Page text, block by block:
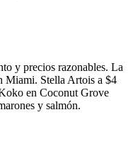
y precios razonables. La
Miami. Stella Artois a $4
en Coconut Grove
y salmón.